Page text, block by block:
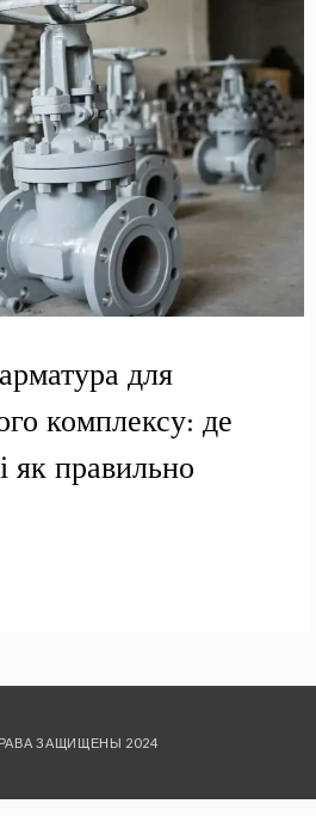
для
комплексу: де
як правильно
ЗАЩИЩЕНЫ 2024